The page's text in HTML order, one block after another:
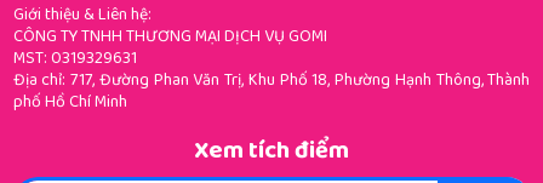
Giới thiệu & Liên hệ:
CÔNG TY TNHH THƯƠNG MẠI DỊCH VỤ GOMI
MST: 0319329631
Địa chỉ: 717, Đường Phan Văn Trị, Khu Phố 18, Phường Hạnh Thông, Thành
phố Hồ Chí Minh
Xem tích điểm